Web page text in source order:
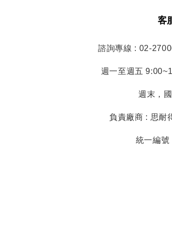
客
諮詢專線 : 02-
週一至週五
週末，
負責廠商 : 思耐
統一編